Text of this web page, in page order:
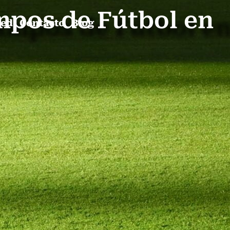
Contacto Blog
de Fútbol en